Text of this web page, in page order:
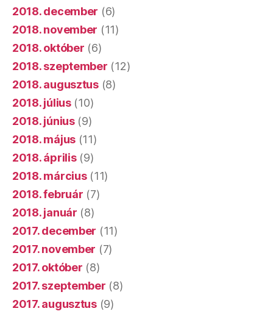
2018. december (6)
2018. november (11)
2018. október (6)
2018. szeptember (12)
2018. augusztus(8)
2018. július(10)
2018. június(9)
2018. május (11)
2018. április(9)
2018. március(11)
2018. február (7)
2018. január (8)
2017. december (11)
2017. november (7)
2017. október (8)
2017. szeptember (8)
2017. augusztus(9)